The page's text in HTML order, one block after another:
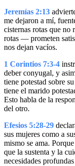
Jeremías 2:13
me dejaron a mí,
cisternas rotas que no
rotas — prometen
nos dejan vacíos.
1 Corintios 7:3-4
deber conyugal, y
tiene potestad sobre
tiene el marido
Esto habla de la
del otro.
Efesios 5:28-29
sus mujeres como a
mismo se ama.
que la sustenta y la
necesidades